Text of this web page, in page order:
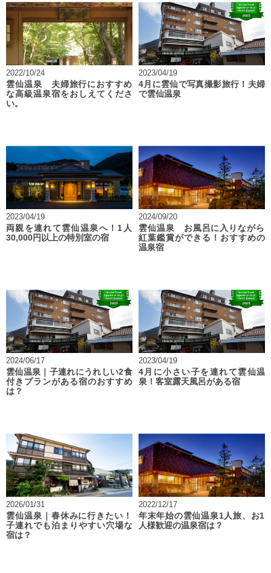
2022/10/24
雲仙温泉 夫婦旅行におすすめ
な高級温泉宿をおしえてくださ
い。
2023/04/19
4月に雲仙で写真撮影旅行！夫婦
で雲仙温泉
2023/04/19
両親を連れて雲仙温泉へ！1人
30,000円以上の特別室の宿
2024/09/20
雲仙温泉 お風呂に入りながら
紅葉鑑賞ができる！おすすめの
温泉宿
2024/06/17
雲仙温泉｜子連れにうれしい2食
付きプランがある宿のおすすめ
は？
2023/04/19
4月に小さい子を連れて雲仙温
泉！客室露天風呂がある宿
2026/01/31
雲仙温泉｜春休みに行きたい！
子連れでも泊まりやすい穴場な
宿は？
2022/12/17
年末年始の雲仙温泉1人旅、お1
人様歓迎の温泉宿は？